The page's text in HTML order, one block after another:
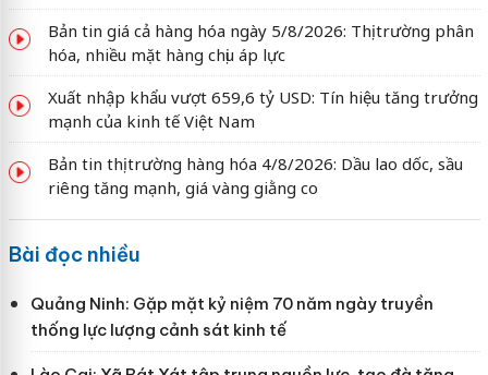
Bản tin giá cả hàng hóa ngày 5/8/2026: Thị trường phân
hóa, nhiều mặt hàng chịu áp lực
Xuất nhập khẩu vượt 659,6 tỷ USD: Tín hiệu tăng trưởng
mạnh của kinh tế Việt Nam
Bản tin thị trường hàng hóa 4/8/2026: Dầu lao dốc, sầu
riêng tăng mạnh, giá vàng giằng co
Bài đọc nhiều
Quảng Ninh: Gặp mặt kỷ niệm 70 năm ngày truyền
thống lực lượng cảnh sát kinh tế